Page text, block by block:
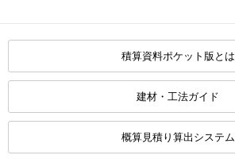
積算資料ポケット版とは
建材・工法ガイド
概算見積り算出システム